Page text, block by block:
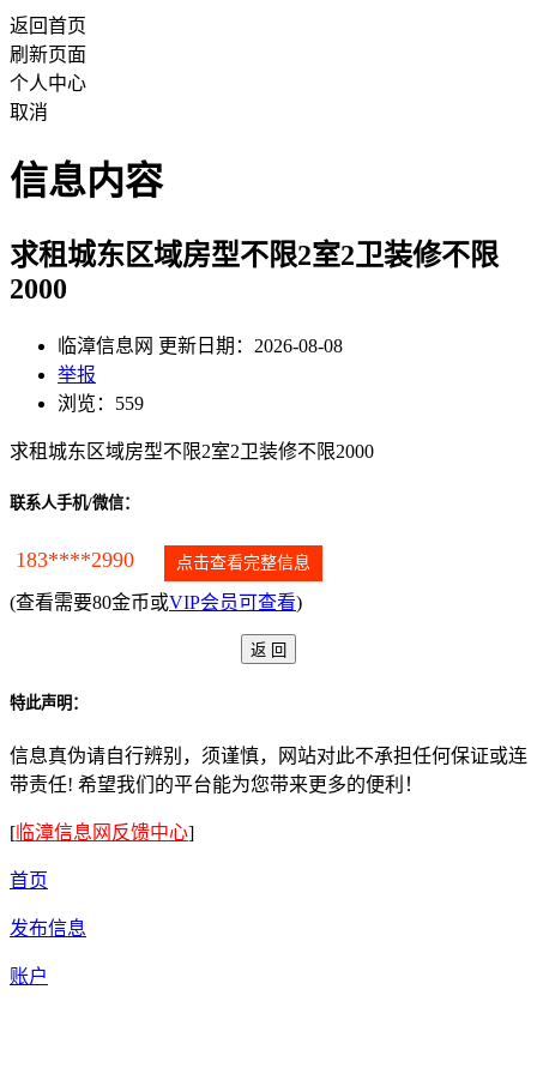
返回首页
刷新页面
个人中心
取消
信息内容
求租城东区域房型不限2室2卫装修不限
2000
临漳信息网 更新日期：2026-08-08
举报
浏览：559
求租城东区域房型不限2室2卫装修不限2000
联系人手机/微信：
183****2990 点击查看完整信息
(查看需要80金币或VIP会员可查看)
特此声明：
信息真伪请自行辨别，须谨慎，网站对此不承担任何保证或连
带责任! 希望我们的平台能为您带来更多的便利！
[临漳信息网反馈中心]
首页
发布信息
账户